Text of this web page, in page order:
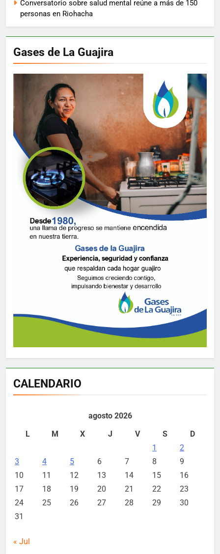
Conversatorio sobre salud mental reúne a más de 150
personas en Riohacha
Gases de La Guajira
CALENDARIO
agosto 2026
L
M X J V S
D
1
2
3
4 5 6 7 8
9
10
11 12 13 14 15
16
17
18 19 20 21 22
23
24
25 26 27 28 29
30
31
« Jul